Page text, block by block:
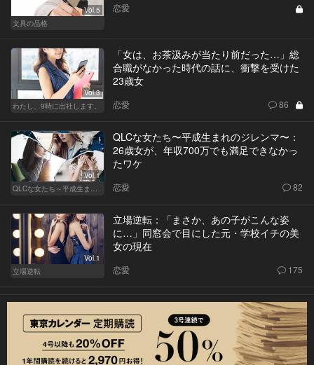
Vol.5
文具の品格
恋愛
Vol.3
わたし、9時に出社します。
「女は、お茶汲みが当たり前だった…」総
合職がなかった時代の話に、衝撃を受けた
23歳女
恋愛 86
Vol.1
QLCな女たち～平成生まれのジレンマ～
QLCな女たち〜平成生まれのジレンマ〜：
26歳女が、年収700万でも満足できなかっ
たワケ
恋愛 82
Vol.1
立場逆転
立場逆転：「まさか、あの子がこんな姿
に…」同窓会で目にした元・学校イチの美
女の現在
恋愛 175